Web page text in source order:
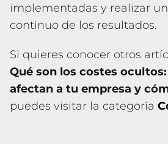
implementadas y realizar
continuo de los resultados.
Si quieres conocer otros
Qué son los costes
afectan a tu empresa y
puedes visitar la categoría